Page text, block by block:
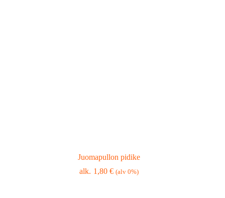
Juomapullon pidike
1,80€ (alv 0%)